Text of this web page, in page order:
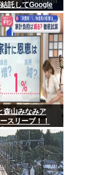
託してGoogle
るAI競争さらに
響大
森山みなみア
スリーブ！！